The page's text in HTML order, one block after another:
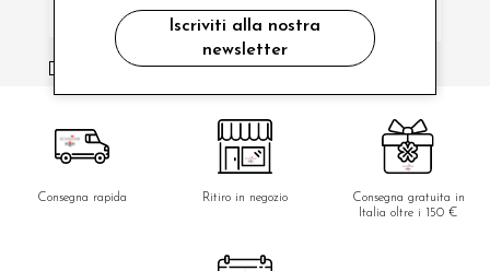
ho letto ed accettato le condizioni sulla privacy.
Consegna rapida Ritiro in negozio
Consegna gratuita in
Italia oltre i 150 €
Iscriviti alla nostra
newsletter